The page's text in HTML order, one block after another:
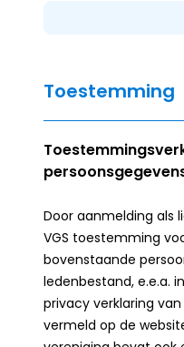
Toestemming
Door aanmelding als
VGS toestemming
bovenstaande
ledenbestand, e.e.a.
privacy verklaring
vermeld op de